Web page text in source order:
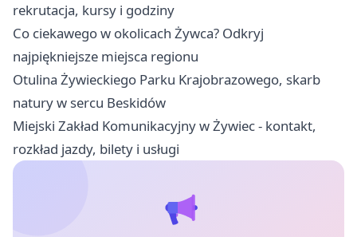
rekrutacja, kursy i godziny
Co ciekawego w okolicach Żywca? Odkryj
najpiękniejsze miejsca regionu
Otulina Żywieckiego Parku Krajobrazowego, skarb
natury w sercu Beskidów
Miejski Zakład Komunikacyjny w Żywiec - kontakt,
rozkład jazdy, bilety i usługi